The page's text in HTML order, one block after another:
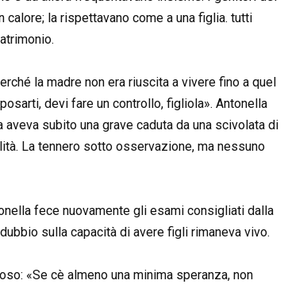
la rispettavano come a una figlia. tutti
la madre non era riuscita a vivere fino a quel
devi fare un controllo, figliola». Antonella
subito una grave caduta da una scivolata di
La tennero sotto osservazione, ma nessuno
fece nuovamente gli esami consigliati dalla
sulla capacità di avere figli rimaneva vivo.
«Se cè almeno una minima speranza, non